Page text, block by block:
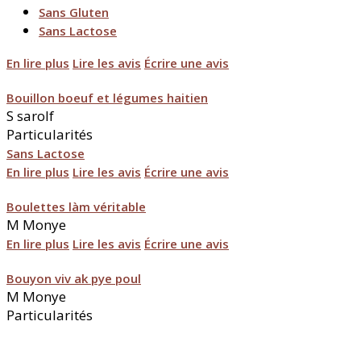
Sans Gluten
Sans Lactose
En lire plus Lire les avis Écrire une avis
Bouillon boeuf et légumes haitien
S sarolf
Particularités
Sans Lactose
En lire plus Lire les avis Écrire une avis
Boulettes làm véritable
M Monye
En lire plus Lire les avis Écrire une avis
Bouyon viv ak pye poul
M Monye
Particularités